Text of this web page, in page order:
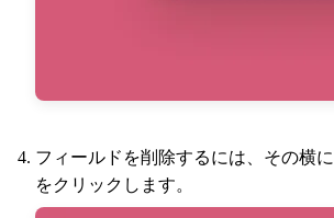
フィールドを削除するには、その横
をクリックします。